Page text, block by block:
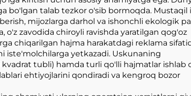
bo'lgan talab tezkor o'sib bormoqda. Mustaqil
mijozlarga darhol va ishonchli ekologik
zavodida chiroyli ravishda yaratilgan qog'oz
chiqarilgan hajma harakatdagi reklama
iste'molchilarga yetkazadi. Uskunaning
tubli) hamda turli qo'lli hajmatlar ishlab
ehtiyojlarini qondiradi va kengroq bozor